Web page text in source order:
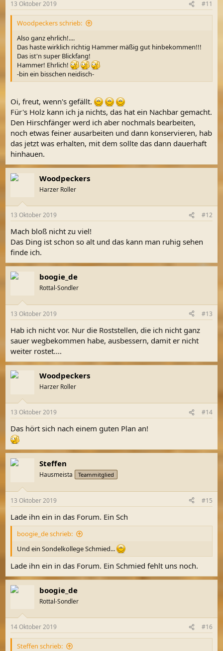
13 Oktober 2019 #11
Woodpeckers schrieb:
Also ganz ehrlich!....
Das haste wirklich richtig Hammer mäßig gut hinbekommen!!!
Das ist'n super Blickfang!
Hammer! Ehrlich!
-bin ein bisschen neidisch-
Oi, freut, wenn's gefällt.
Für's Holz kann ich ja nichts, das hat ein Nachbar gemacht.
Den Hirschfänger werd ich aber nochmals bearbeiten,
noch etwas feiner ausarbeiten und dann konservieren, hab
das jetzt was erhalten, mit dem sollte das dann dauerhaft
hinhauen.
Woodpeckers
Harzer Roller
13 Oktober 2019 #12
Mach bloß nicht zu viel!
Das Ding ist schon so alt und das kann man ruhig sehen
finde ich.
boogie_de
Rottal-Sondler
13 Oktober 2019 #13
Hab ich nicht vor. Nur die Roststellen, die ich nicht ganz
sauer wegbekommen habe, ausbessern, damit er nicht
weiter rostet....
Woodpeckers
Harzer Roller
13 Oktober 2019 #14
Das hört sich nach einem guten Plan an!
Steffen
Hausmeista Teammitglied
13 Oktober 2019 #15
Lade ihn ein in das Forum. Ein Sch
boogie_de schrieb:
Und ein Sondelkollege Schmied...
Lade ihn ein in das Forum. Ein Schmied fehlt uns noch.
boogie_de
Rottal-Sondler
14 Oktober 2019 #16
Steffen schrieb: